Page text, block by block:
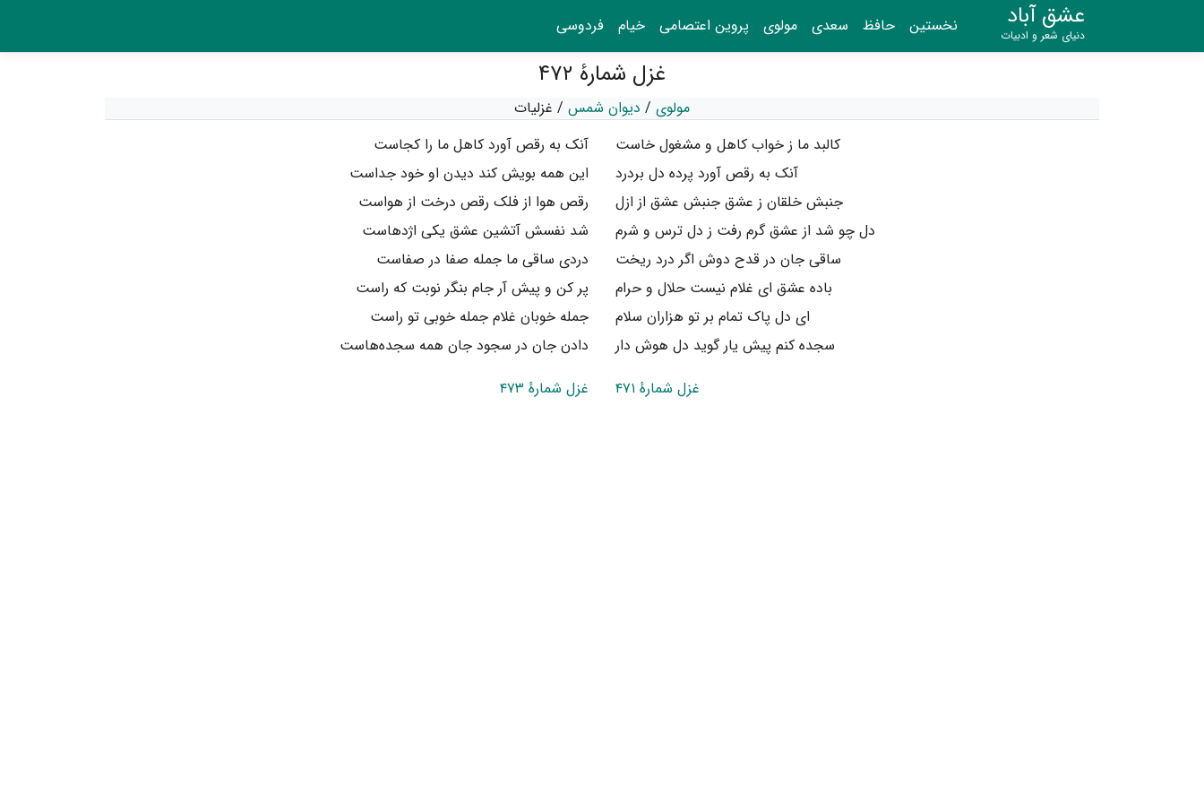
عشق آباد
دنیای شعر و ادبیات نخستین حافظ سعدی مولوی پروین اعتصامی خیام فردوسی
غزل شمارهٔ ۴۷۲
مولوی / دیوان شمس / غزلیات
کالبد ما ز خواب کاهل و مشغول خاست
آنک به رقص آورد کاهل ما را کجاست
آنک به رقص آورد پرده دل بردرد
این همه بویش کند دیدن او خود جداست
جنبش خلقان ز عشق جنبش عشق از ازل
رقص هوا از فلک رقص درخت از هواست
دل چو شد از عشق گرم رفت ز دل ترس و شرم
شد نفسش آتشین عشق یکی اژدهاست
ساقی جان در قدح دوش اگر درد ریخت
دردی ساقی ما جمله صفا در صفاست
باده عشق ای غلام نیست حلال و حرام
پر کن و پیش آر جام بنگر نوبت که راست
ای دل پاک تمام بر تو هزاران سلام
جمله خوبان غلام جمله خوبی تو راست
سجده کنم پیش یار گوید دل هوش دار
دادن جان در سجود جان همه سجده‌هاست
غزل شمارهٔ ۴۷۱
غزل شمارهٔ ۴۷۳